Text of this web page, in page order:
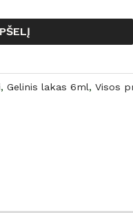
, Gelinis lakas 6ml, Visos